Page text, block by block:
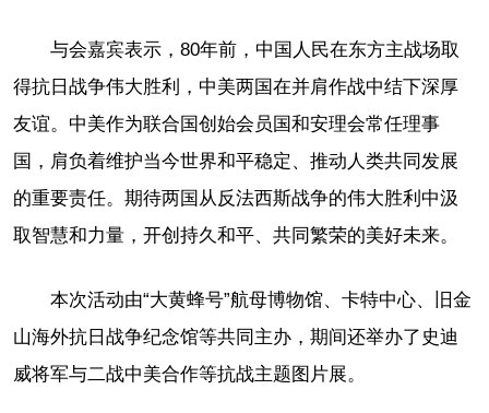
与会嘉宾表示，80年前，中国人民在东方主战场取
得抗日战争伟大胜利，中美两国在并肩作战中结下深厚
友谊。中美作为联合国创始会员国和安理会常任理事
国，肩负着维护当今世界和平稳定、推动人类共同发展
的重要责任。期待两国从反法西斯战争的伟大胜利中汲
取智慧和力量，开创持久和平、共同繁荣的美好未来。
本次活动由“大黄蜂号”航母博物馆、卡特中心、旧金
山海外抗日战争纪念馆等共同主办，期间还举办了史迪
威将军与二战中美合作等抗战主题图片展。